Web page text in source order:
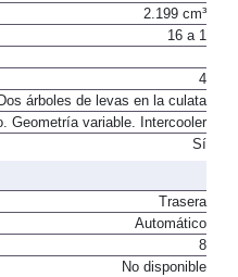
96 mm
2.199 cm³
4
árboles de levas en la culata
Geometría variable. Intercooler
Trasera
Automático
8